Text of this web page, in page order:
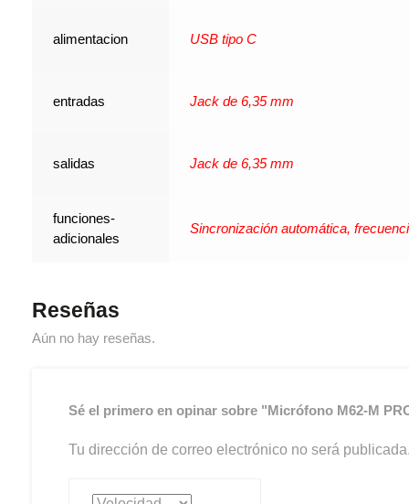
alimentacion USB tipo C
entradas Jack de 6,35 mm
salidas Jack de 6,35 mm
funciones-
adicionales
Sincronización automática,
Reseñas
Aún no hay reseñas.
Sé el primero en opinar sobre "Micrófono M62-M
Tu dirección de correo electrónico no será